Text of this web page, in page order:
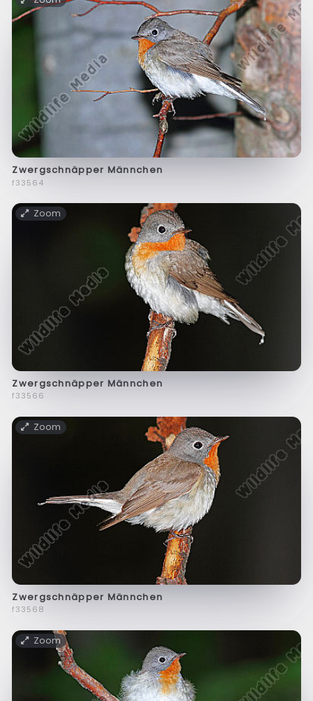
Zwergschnäpper Männchen
f33564
Zoom
Zwergschnäpper Männchen
f33566
Zoom
Zwergschnäpper Männchen
f33568
Zoom